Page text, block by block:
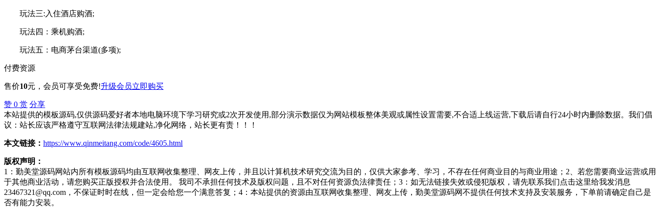
玩法三:入住酒店购酒;
玩法四：乘机购酒;
玩法五：电商茅台渠道(多项);
付费资源
售价10元 ，会员可享受免费!升级会员立即购买
赞 0 赏 分享
本站提供的模板源码,仅供源码爱好者本地电脑环境下学习研究或2次开发使用,部分演示数据仅为网站模板整体美观或属性设置需要,不合适上线运营,下载后请自行24小时内删除数据。我们倡
议：站长应该严格遵守互联网法律法规建站,净化网络，站长更有责！！！
本文链接： https://www.qinmeitang.com/code/4605.html
版权声明：
1：勤美堂源码网站内所有模板源码均由互联网收集整理、网友上传，并且以计算机技术研究交流为目的，仅供大家参考、学习，不存在任何商业目的与商业用途；2、若您需要商业运营或用
于其他商业活动，请您购买正版授权并合法使用。 我司不承担任何技术及版权问题，且不对任何资源负法律责任；3：如无法链接失效或侵犯版权，请先联系我们点击这里给我发消息
23467321@qq.com，不保证时时在线，但一定会给您一个满意答复；4：本站提供的资源由互联网收集整理、网友上传，勤美堂源码网不提供任何技术支持及安装服务，下单前请确定自己是
否有能力安装。